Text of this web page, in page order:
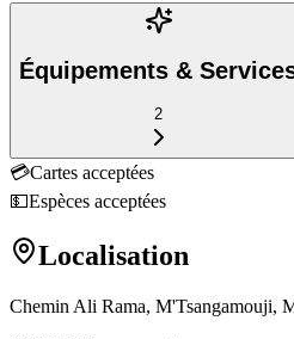
Équipements &
2
💳Cartes acceptées
💵Espèces acceptées
Localisation
Chemin Ali Rama, M'Tsangamouji,